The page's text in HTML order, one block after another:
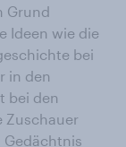
Grund
Ideen wie die
bei
in den
bei den
Zuschauer